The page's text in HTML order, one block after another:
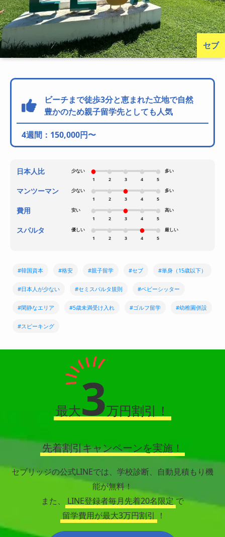
セブ
ビーチまで徒歩3分と恵まれた立地で自然
豊かのため親子留学先としても人気
4週間：150,000円〜
日本人比
少ない
1
2 3 4 5
多い
マンツーマン
少ない
1
2 3 4 5
多い
費用
安い
1
2 3 4 5
高い
スパルタ
優しい
1
2 3 4 5
厳しい
#韓国資本 #格安 #親子留学 #セブ #単身（15歳以下）
#日本人が少ない #セミスパルタ規則 #ベビーシッター
#閑静なエリア #5歳未満受け入れ #ゴルフ留学 #幼稚園併設
#スピーキング
最大3万円割引！
先着割引キャンペーンを実施！
セブリッジの公式LINEでは、学校診断、自動見積もり機
能が無料！
また、
LINE登録者毎月先着20名限定 で
留学費用が最大3万円割引
！